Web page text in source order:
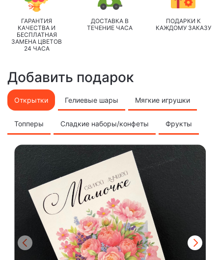
ГАРАНТИЯ
КАЧЕСТВА И
БЕСПЛАТНАЯ
ЗАМЕНА ЦВЕТОВ
24 ЧАСА
ДОСТАВКА В
ТЕЧЕНИЕ ЧАСА
ПОДАРКИ К
КАЖДОМУ ЗАКАЗУ
Добавить подарок
Открытки Гелиевые шары Мягкие игрушки
Топперы Сладкие наборы/конфеты Фрукты